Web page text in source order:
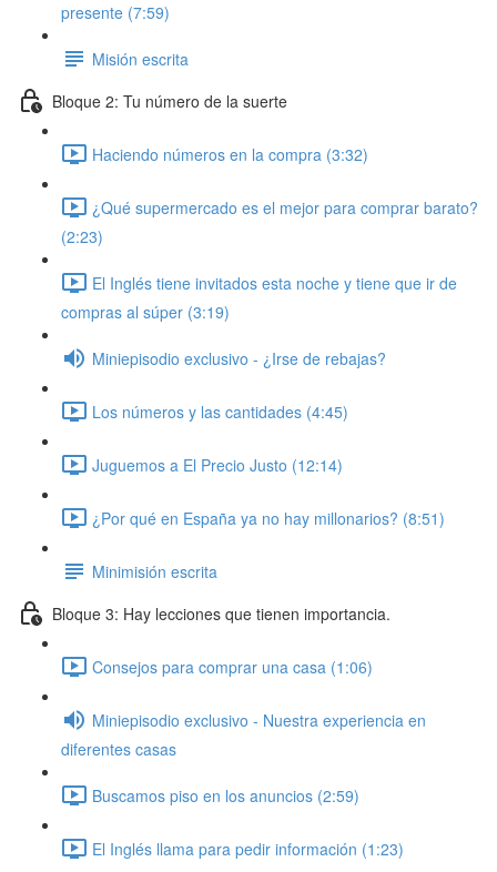
presente (7:59)
Misión escrita
Bloque 2: Tu número de la suerte
Haciendo números en la compra (3:32)
¿Qué supermercado es el mejor para comprar barato?
(2:23)
El Inglés tiene invitados esta noche y tiene que ir de
compras al súper (3:19)
Miniepisodio exclusivo - ¿Irse de rebajas?
Los números y las cantidades (4:45)
Juguemos a El Precio Justo (12:14)
¿Por qué en España ya no hay millonarios? (8:51)
Minimisión escrita
Bloque 3: Hay lecciones que tienen importancia.
Consejos para comprar una casa (1:06)
Miniepisodio exclusivo - Nuestra experiencia en
diferentes casas
Buscamos piso en los anuncios (2:59)
El Inglés llama para pedir información (1:23)